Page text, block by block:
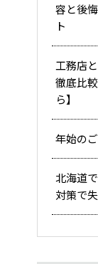
容と後
ト
工務店
徹底比
ら】
年始の
北海道
対策で